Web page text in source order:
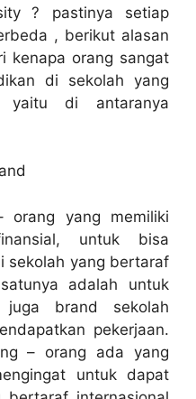
? pastinya setiap
, berikut alasan
kenapa orang sangat
di sekolah yang
yaitu di antaranya
orang yang memiliki
untuk bisa
sekolah yang bertaraf
adalah untuk
brand sekolah
pekerjaan.
– orang ada yang
untuk dapat